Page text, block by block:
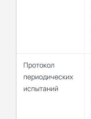
Протокол
периодических
испытаний